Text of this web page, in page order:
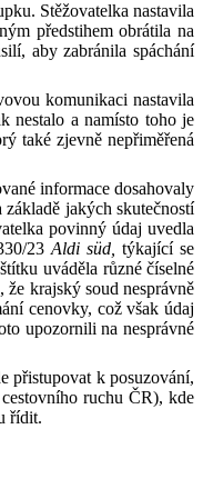
Stěžovatelka nastavila
předstihem obrátila na
aby zabránila spáchání
komunikaci nastavila
nestalo a namísto toho je
také zjevně nepřiměřená
informace dosahovaly
základě jakých skutečností
povinný údaj uvedla
23 Aldi süd, týkající se
uváděla různé číselné
že krajský soud nesprávně
cenovky, což však údaj
upozornili na nesprávné
přistupovat k posuzování,
cestovního ruchu ČR), kde
řídit.